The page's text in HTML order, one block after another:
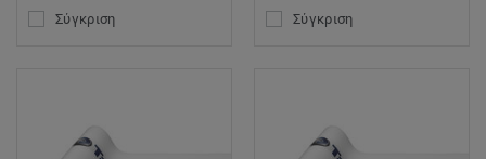
Σύγκριση Σύγκριση